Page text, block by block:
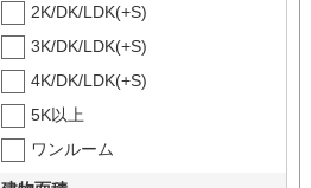
2K/DK/LDK(+S)
3K/DK/LDK(+S)
4K/DK/LDK(+S)
5K以上
ワンルーム